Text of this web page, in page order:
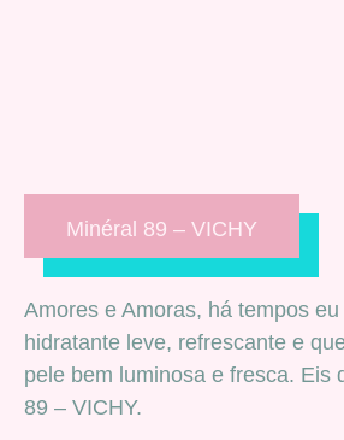
Minéral 89 – VICHY
Amores e Amoras, há tempos
hidratante leve, refrescante e
pele bem luminosa e fresca. Eis
89 – VICHY.